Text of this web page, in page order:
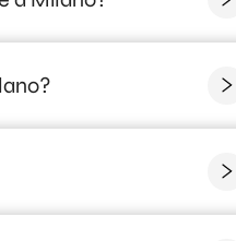
ottimizzati per velocità,
gratuito definiamo un
trasparenti in base a obiettivi